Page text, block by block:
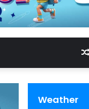
Weather